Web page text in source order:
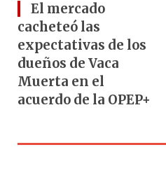
El mercado
cacheteó las
expectativas de los
dueños de Vaca
Muerta en el
acuerdo de la OPEP+